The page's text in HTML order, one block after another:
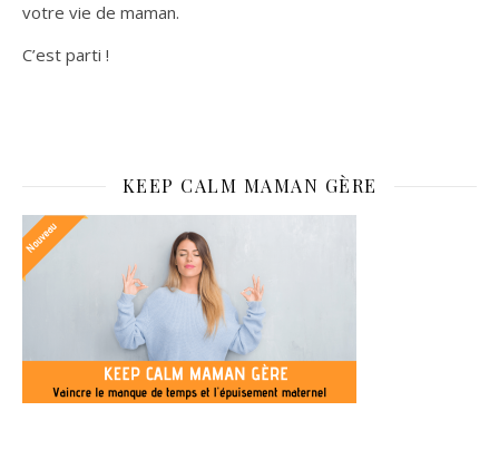
votre vie de maman.
C’est parti !
KEEP CALM MAMAN GÈRE